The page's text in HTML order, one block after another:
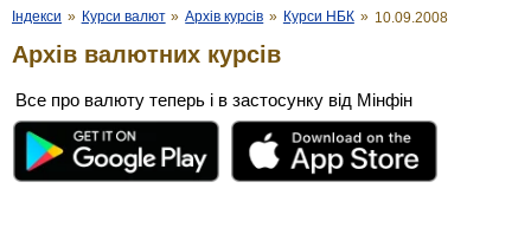
Індекси » Курси валют » Архів курсів » Курси НБК » 10.09.2008
Архів валютних курсів
Все про валюту теперь і в застосунку від Мінфін